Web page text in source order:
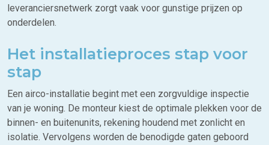
leveranciersnetwerk zorgt vaak voor gunstige prijzen op
onderdelen.
Het installatieproces stap voor
stap
Een airco-installatie begint met een zorgvuldige inspectie
van je woning. De monteur kiest de optimale plekken voor de
binnen- en buitenunits, rekening houdend met zonlicht en
isolatie. Vervolgens worden de benodigde gaten geboord